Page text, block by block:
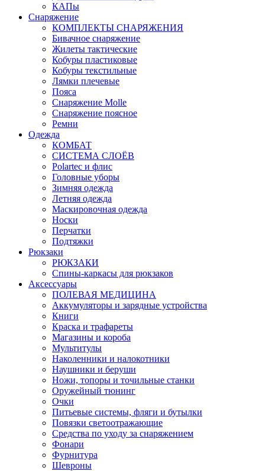
КАПы
Снаряжение
КОМПЛЕКТЫ СНАРЯЖЕНИЯ
Бивачное снаряжение
Жилеты тактические
Кобуры пластиковые
Кобуры текстильные
Лямки плечевые
Пояса
Снаряжение Molle
Снаряжение поясное
Ремни
Одежда
КОМБАТ
СИСТЕМА СЛОЁВ
Polartec и флис
Головные уборы
Зимняя одежда
Летняя одежда
Маскировочная одежда
Носки
Перчатки
Подтяжки
Рюкзаки
РЮКЗАКИ
Спины-каркасы для рюкзаков
Аксессуары
ПОЛЕВАЯ МЕДИЦИНА
Аккумуляторы и зарядные устройства
Книги
Краска и трафареты
Магазины и короба
Мультитулы
Наколенники и налокотники
Наушники и беруши
Ножи, топоры и точильные станки
Оружейный тюнинг
Очки
Питьевые системы, фляги и бутылки
Повязки светоотражающие
Средства по уходу за снаряжением
Фонари
Фурнитура
Шевроны